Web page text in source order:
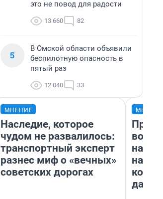
это не повод для радости
13 660 82
5
В Омской области объявили
беспилотную опасность в
пятый раз
12 040 33
МНЕНИЕ
Наследие, которое
чудом не развалилось:
транспортный эксперт
разнес миф о «вечных»
советских дорогах
нам
даже